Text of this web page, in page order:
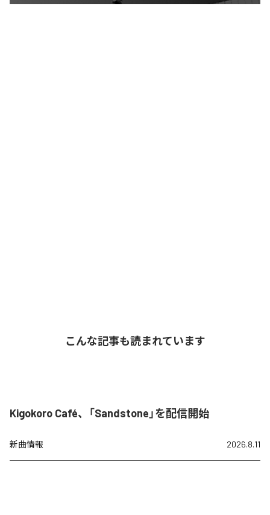
こんな記事も読まれています
Kigokoro Café、「Sandstone」を配信開始
新曲情報 2026.8.11